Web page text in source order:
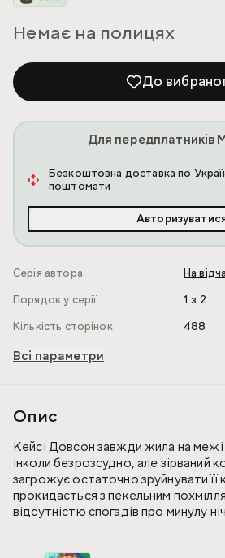
Немає на полицях
До
Для передплатників
Безкоштовна доставка по
поштомати
Серія автора
На
Порядок у серії
1 з 2
Кількість сторінок
488
Всі параметри
Опис
Кейсі Довсон завжди жила на межі
інколи безрозсудно, але зірваний
загрожує остаточно зруйнувати її
прокидається з пекельним
відсутністю спогадів про минулу